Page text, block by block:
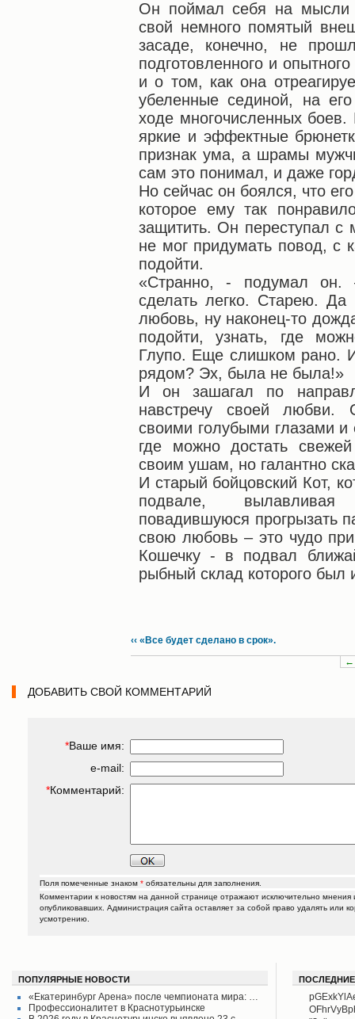
Он поймал себя на мысли
свой немного помятый
засаде, конечно, не
подготовленного и
и о том, как она
убеленные сединой, на
ходе многочисленных
яркие и эффектные
признак ума, а шрамы
сам это понимал, и даже
Но сейчас он боялся, что
которое ему так
защитить. Он переступал с
не мог придумать повод, с
подойти.
«Странно, - подумал
сделать легко. Старею.
любовь, ну наконец-то
подойти, узнать, где
Глупо. Еще слишком рано.
рядом? Эх, была не была!»
И он зашагал по
навстречу своей любви.
своими голубыми глазами
где можно достать
своим ушам, но галантно
И старый бойцовский Кот,
подвале,
повадившуюся прогрызать
свою любовь – это чудо
Кошечку - в подвал
рыбный склад которого был
‹‹ «Все будет сделано в срок».
←
ДОБАВИТЬ СВОЙ КОММЕНТАРИЙ
*Ваше имя:
e-mail:
*Комментарий:
Поля помеченные знаком * обязательны для заполнения.
Комментарии к новостям на данной странице отражают исключительно мнения
опубликовавших. Администрация сайта оставляет за собой право удалять или
усмотрению.
ПОПУЛЯРНЫЕ НОВОСТИ
«Екатеринбург Арена» после чемпионата мира: …
Профессионалитет в Краснотурьинске